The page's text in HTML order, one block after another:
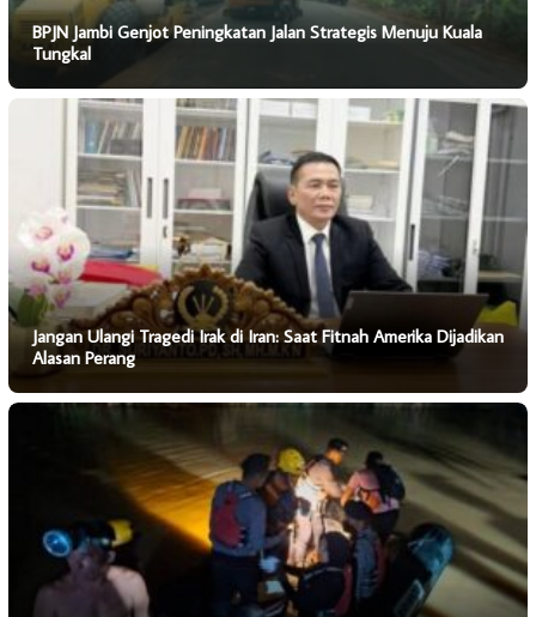
BPJN Jambi Genjot Peningkatan Jalan Strategis Menuju Kuala
Tungkal
Jangan Ulangi Tragedi Irak di Iran: Saat Fitnah Amerika Dijadikan
Alasan Perang